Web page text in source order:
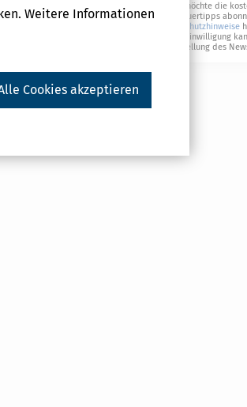
Weitere Informationen
Cookies akzeptieren
Ja, ich möchte die
von Steuertipps
Datenschutzhinweise
Meine Einwilligung
Abbestellung des